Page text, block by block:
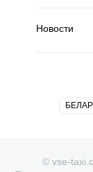
Новости
© vse-